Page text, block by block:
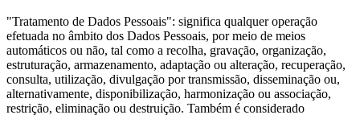
"Tratamento de Dados Pessoais": significa qualquer operação
efetuada no âmbito dos Dados Pessoais, por meio de meios
automáticos ou não, tal como a recolha, gravação, organização,
estruturação, armazenamento, adaptação ou alteração, recuperação,
consulta, utilização, divulgação por transmissão, disseminação ou,
alternativamente, disponibilização, harmonização ou associação,
restrição, eliminação ou destruição. Também é considerado